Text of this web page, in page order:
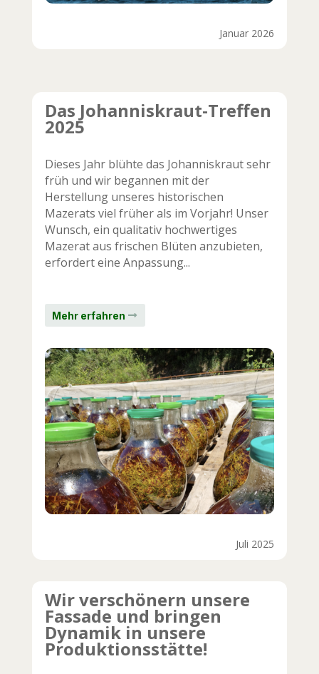
Januar 2026
Das Johanniskraut-Treffen
2025
Dieses Jahr blühte das Johanniskraut sehr
früh und wir begannen mit der
Herstellung unseres historischen
Mazerats viel früher als im Vorjahr! Unser
Wunsch, ein qualitativ hochwertiges
Mazerat aus frischen Blüten anzubieten,
erfordert eine Anpassung...
Mehr erfahren
Juli 2025
Wir verschönern unsere
Fassade und bringen
Dynamik in unsere
Produktionsstätte!